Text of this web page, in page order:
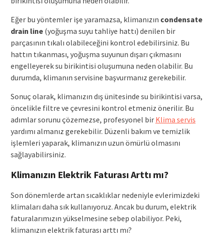
Eğer bu yöntemler işe yaramazsa, klimanızın condensate
drain line(yoğuşma suyu tahliye hattı) denilen bir
parçasının tıkalı olabileceğini kontrol edebilirsiniz. Bu
hattın tıkanması, yoğuşma suyunun dışarı çıkmasını
engelleyerek su birikintisi oluşumuna neden olabilir. Bu
durumda, klimanın servisine başvurmanız gerekebilir.
Sonuç olarak, klimanızın dış ünitesinde su birikintisi varsa,
öncelikle filtre ve çevresini kontrol etmeniz önerilir. Bu
adımlar sorunu çözemezse, profesyonel bir Klima servis
yardımı almanız gerekebilir. Düzenli bakım ve temizlik
işlemleri yaparak, klimanızın uzun ömürlü olmasını
sağlayabilirsiniz.
Klimanızın Elektrik Faturası Arttı mı?
Son dönemlerde artan sıcaklıklar nedeniyle evlerimizdeki
klimaları daha sık kullanıyoruz. Ancak bu durum, elektrik
faturalarımızın yükselmesine sebep olabiliyor. Peki,
klimanızın elektrik faturası arttı mı?